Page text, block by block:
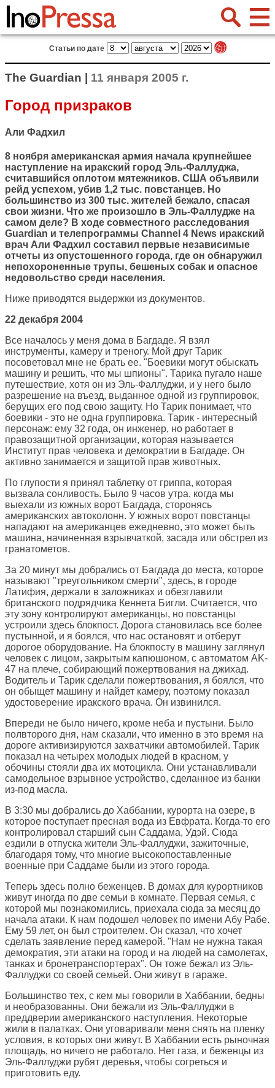
Статьи по дате
The Guardian | 11 января 2005 г.
Город призраков
Али Фадхил
8 ноября американская армия начала крупнейшее
наступление на иракский город Эль-Фаллуджа,
считавшийся оплотом мятежников. США объявили
рейд успехом, убив 1,2 тыс. повстанцев. Но
большинство из 300 тыс. жителей бежало, спасая
свои жизни. Что же произошло в Эль-Фаллудже на
самом деле? В ходе совместного расследования
Guardian и телепрограммы Channel 4 News иракский
врач Али Фадхил составил первые независимые
отчеты из опустошенного города, где он обнаружил
непохороненные трупы, бешеных собак и опасное
недовольство среди населения.
Ниже приводятся выдержки из документов.
22 декабря 2004
Все началось у меня дома в Багдаде. Я взял
инструменты, камеру и треногу. Мой друг Тарик
посоветовал мне не брать ее. "Боевики могут обыскать
машину и решить, что мы шпионы". Тарика пугало наше
путешествие, хотя он из Эль-Фаллуджи, и у него было
разрешение на въезд, выданное одной из группировок,
берущих его под свою защиту. Но Тарик понимает, что
боевики - это не одна группировка. Тарик - интересный
персонаж: ему 32 года, он инженер, но работает в
правозащитной организации, которая называется
Институт прав человека и демократии в Багдаде. Он
активно занимается и защитой прав животных.
По глупости я принял таблетку от гриппа, которая
вызвала сонливость. Было 9 часов утра, когда мы
выехали из южных ворот Багдада, сторонясь
американских автоколонн. У южных ворот повстанцы
нападают на американцев ежедневно, это может быть
машина, начиненная взрывчаткой, засада или обстрел из
гранатометов.
За 20 минут мы добрались от Багдада до места, которое
называют "треугольником смерти", здесь, в городе
Латифия, держали в заложниках и обезглавили
британского подрядчика Кеннета Бигли. Считается, что
эту зону контролируют американцы, но повстанцы
устроили здесь блокпост. Дорога становилась все более
пустынной, и я боялся, что нас остановят и отберут
дорогое оборудование. На блокпосту в машину заглянул
человек с лицом, закрытым капюшоном, с автоматом AK-
47 на плече, собирающий пожертвования на джихад.
Водитель и Тарик сделали пожертвования, я боялся, что
он обыщет машину и найдет камеру, поэтому показал
удостоверение иракского врача. Он извинился.
Впереди не было ничего, кроме неба и пустыни. Было
полвторого дня, нам сказали, что именно в это время на
дороге активизируются захватчики автомобилей. Тарик
показал на четырех молодых людей в красном, у
обочины стояли два их мотоцикла. Они устанавливали
самодельное взрывное устройство, сделанное из банки
из-под масла.
В 3:30 мы добрались до Хаббании, курорта на озере, в
которое поступает пресная вода из Евфрата. Когда-то его
контролировал старший сын Саддама, Удэй. Сюда
ездили в отпуска жители Эль-Фаллуджи, зажиточные,
благодаря тому, что многие высокопоставленные
военные при Саддаме были из этого города.
Теперь здесь полно беженцев. В домах для курортников
живут иногда по две семьи в комнате. Первая семья, с
которой мы познакомились, приехала сюда за месяц до
начала атаки. К нам подошел человек по имени Абу Рабе.
Ему 59 лет, он был строителем. Он сказал, что хочет
сделать заявление перед камерой. "Нам не нужна такая
демократия, эти атаки на город и на людей на самолетах,
танках и бронетранспортерах". Он тоже бежал из Эль-
Фаллуджи со своей семьей. Они живут в гараже.
Большинство тех, с кем мы говорили в Хаббании, бедны
и необразованны. Они бежали из Эль-Фаллуджи в
преддверии американского наступления. Некоторые
жили в палатках. Они уговаривали меня снять на пленку
условия, в которых они живут. В Хаббании есть рыночная
площадь, но ничего не работало. Нет газа, и беженцы из
Эль-Фаллуджи рубят деревья, чтобы согреться и
приготовить еду.